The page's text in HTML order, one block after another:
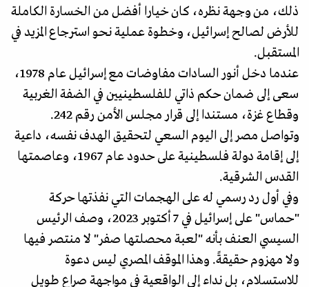
ذلك، من وجهة نظره، كان خيارا أفضل من الخسارة الكاملة
للأرض لصالح إسرائيل، وخطوة عملية نحو استرجاع المزيد في
المستقبل.
عندما دخل أنور السادات مفاوضات مع إسرائيل عام 1978،
سعى إلى ضمان حكم ذاتي للفلسطينيين في الضفة الغربية
وقطاع غزة، مستندا إلى قرار مجلس الأمن رقم 242.
وتواصل مصر إلى اليوم السعي لتحقيق الهدف نفسه، داعية
إلى إقامة دولة فلسطينية على حدود عام 1967، وعاصمتها
القدس الشرقية.
وفي أول رد رسمي له على الهجمات التي نفذتها حركة
"حماس" على إسرائيل في 7 أكتوبر 2023، وصف الرئيس
السيسي العنف بأنه "لعبة محصلتها صفر" لا منتصر فيها
ولا مهزوم حقيقةً. وهذا الموقف المصري ليس دعوة
للاستسلام، بل نداء إلى الواقعية في مواجهة صراع طويل